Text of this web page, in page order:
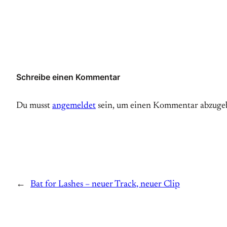
Schreibe einen Kommentar
Du musst angemeldet sein, um einen Kommentar
← Bat for Lashes – neuer Track, neuer Clip